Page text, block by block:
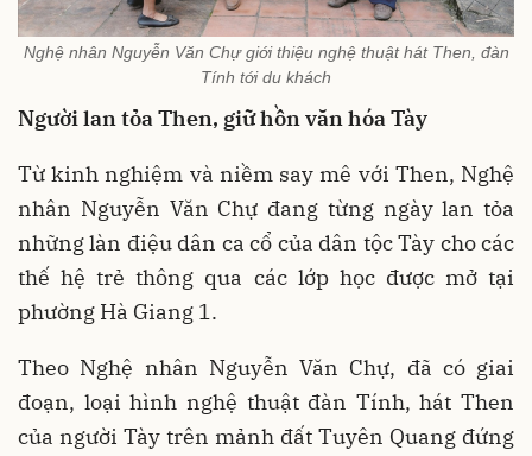
Nghệ nhân Nguyễn Văn Chự giới thiệu nghệ thuật hát Then, đàn
Tính tới du khách
Người lan tỏa Then, giữ hồn văn hóa Tày
Từ kinh nghiệm và niềm say mê với Then, Nghệ
nhân Nguyễn Văn Chự đang từng ngày lan tỏa
những làn điệu dân ca cổ của dân tộc Tày cho các
thế hệ trẻ thông qua các lớp học được mở tại
phường Hà Giang 1.
Theo Nghệ nhân Nguyễn Văn Chự, đã có giai
đoạn, loại hình nghệ thuật đàn Tính, hát Then
của người Tày trên mảnh đất Tuyên Quang đứng